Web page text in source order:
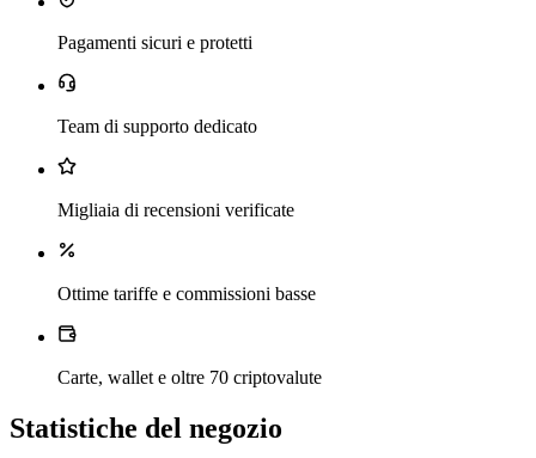
Pagamenti sicuri e protetti
Team di supporto dedicato
Migliaia di recensioni verificate
Ottime tariffe e commissioni basse
Carte, wallet e oltre 70 criptovalute
Statistiche del negozio